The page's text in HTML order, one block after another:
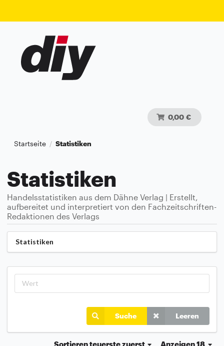
0,00 €
Startseite / Statistiken
Statistiken
Handelsstatistiken aus dem Dähne Verlag | Erstellt,
aufbereitet und interpretiert von den Fachzeitschriften-
Redaktionen des Verlags
Statistiken
Suche Leeren
Anzeigen 18
Sortierenteuerste zuerst